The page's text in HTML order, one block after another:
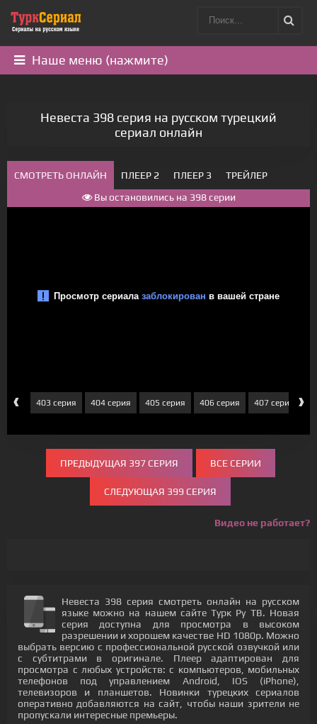
Наше меню (нажмите)
Невеста 398 серия на русском турецкий
сериал онлайн
СМОТРЕТЬ ОНЛАЙН ПЛЕЕР 2 ПЛЕЕР 3
ТРЕЙЛЕР
Вы остановились на 398 серии
‹ 403 серия 404 серия 405 серия 406 серия 407 серия ›
ПРЕДЫДУЩАЯ 397 СЕРИЯ ВСЕ СЕРИИ
СЛЕДУЮЩАЯ 399 СЕРИЯ
Видео не работает?
Невеста 398 серия смотреть онлайн на русском
языке можно на нашем сайте Турк Ру ТВ. Новая
серия доступна для просмотра в высоком
разрешении и хорошем качестве HD 1080p. Можно
выбрать версию с профессиональной русской озвучкой или
с субтитрами в оригинале. Плеер адаптирован для
просмотра с любых устройств: с компьютеров, мобильных
телефонов под управлением Android, IOS (iPhone),
телевизоров и планшетов. Новинки турецких сериалов
оперативно добавляются на сайт, чтобы наши зрители не
пропускали интересные премьеры.